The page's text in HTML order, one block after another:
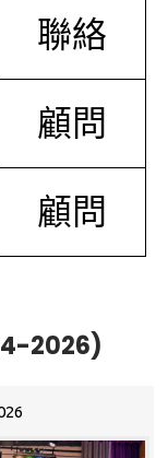
聯絡
顧問
顧問
2026)